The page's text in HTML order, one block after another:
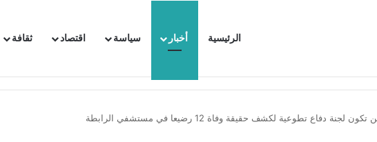
الرئيسية أخبار سياسة اقتصاد ثقافة
من سعيّد: الخارجية تستدعي السفيرة الفرنسية بتونس وتبلغها احتجاجا شديد اللهجة !!
لجنة دفاع تطوعية لكشف حقيقة وفاة 12 رضيعا في مستشفي الرابطة